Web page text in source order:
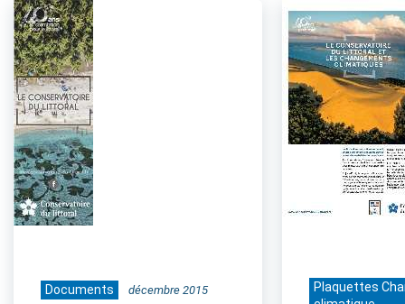
Documents décembre 2015
Plaquettes